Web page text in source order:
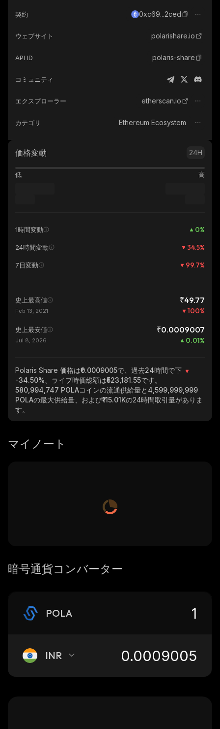
契約 0xc69...2ced
ウェブサイト polarishare.io
API ID polaris-share
コミュニティ
エクスプローラー etherscan.io
カテゴリ Ethereum Ecosystem
価格変動 24H
低 高
1時間変動 0%
24時間変動 34.5%
7日変動 99.7%
史上最高値 ₹49.77
Feb 13, 2021 100%
史上最安値 ₹0.0009007
Jul 8, 2026 0.01%
Polaris Share 価格は₹0.0009005で、過去24時間で下
-34.50% 、ライブ時価総額は₹523,181.55です。
580,994,747 POLAコインの流通供給量と 4,599,999,999
POLAの最大供給量、および₹115.01Kの24時間取引量がありま
す。
マイノート
暗号通貨コンバーター
POLA
INR